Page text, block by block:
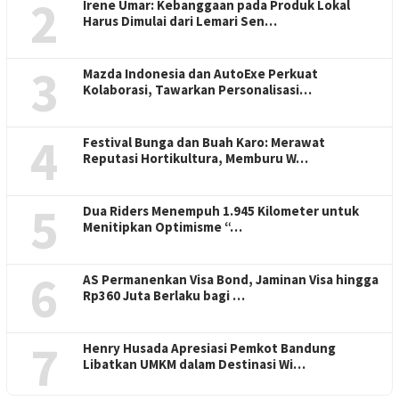
2
Irene Umar: Kebanggaan pada Produk Lokal
Harus Dimulai dari Lemari Sen…
3
Mazda Indonesia dan AutoExe Perkuat
Kolaborasi, Tawarkan Personalisasi…
4
Festival Bunga dan Buah Karo: Merawat
Reputasi Hortikultura, Memburu W…
5
Dua Riders Menempuh 1.945 Kilometer untuk
Menitipkan Optimisme “…
6
AS Permanenkan Visa Bond, Jaminan Visa hingga
Rp360 Juta Berlaku bagi …
7
Henry Husada Apresiasi Pemkot Bandung
Libatkan UMKM dalam Destinasi Wi…